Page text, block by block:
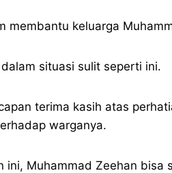
membantu keluarga
situasi sulit seperti ini.
terima kasih atas
warganya.
Muhammad Zeehan bisa